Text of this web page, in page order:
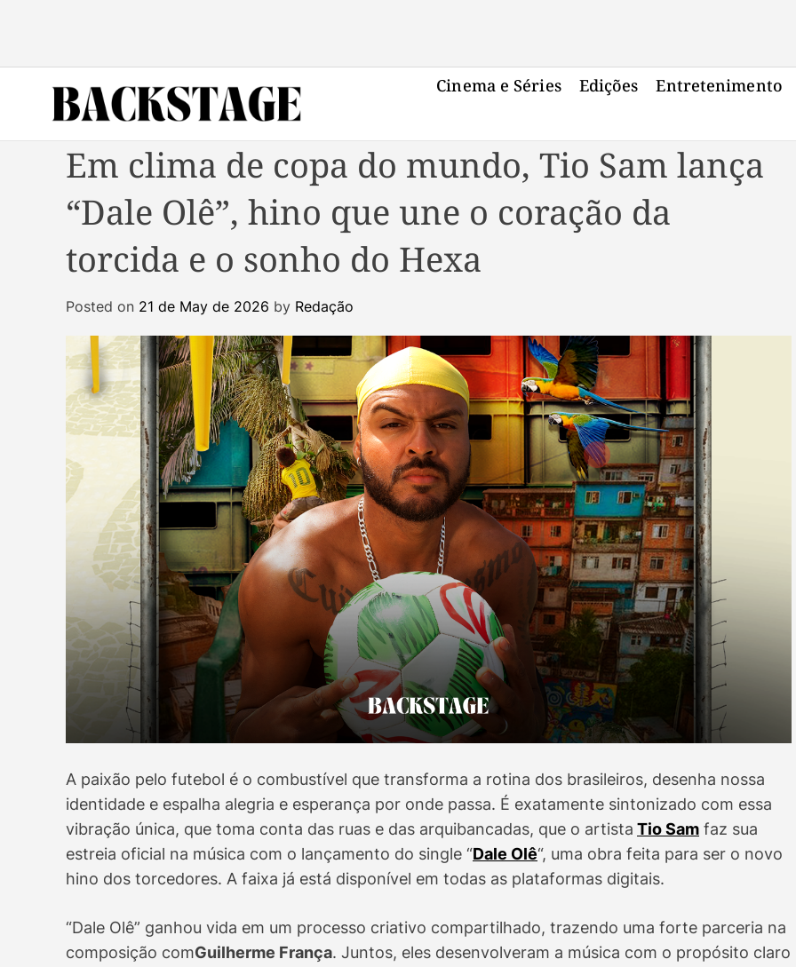
c
Cinema e Séries Edições Entretenimento
Em clima de copa do mundo, Tio Sam lança
“Dale Olê”, hino que une o coração da
torcida e o sonho do Hexa
Posted on 21 de May de 2026 by Redação
A paixão pelo futebol é o combustível que transforma a rotina dos brasileiros, desenha nossa
identidade e espalha alegria e esperança por onde passa. É exatamente sintonizado com essa
vibração única, que toma conta das ruas e das arquibancadas, que o artista Tio Sam faz sua
estreia oficial na música com o lançamento do single “Dale Olê“, uma obra feita para ser o novo
hino dos torcedores. A faixa já está disponível em todas as plataformas digitais.
“Dale Olê” ganhou vida em um processo criativo compartilhado, trazendo uma forte parceria na
composição comGuilherme França. Juntos, eles desenvolveram a música com o propósito claro